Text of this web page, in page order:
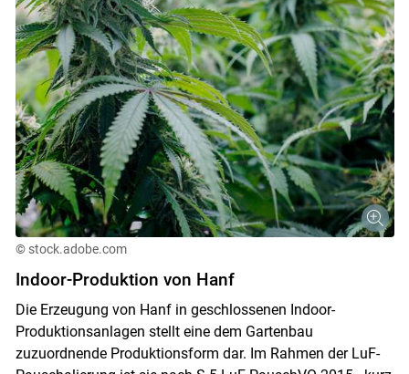
© stock.adobe.com
Indoor-Produktion von Hanf
Die Erzeugung von Hanf in geschlossenen Indoor-
Produktionsanlagen stellt eine dem Gartenbau
zuzuordnende Produktionsform dar. Im Rahmen der LuF-